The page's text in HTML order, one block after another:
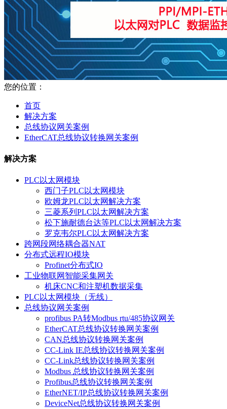
您的位置：
首页
解决方案
总线协议网关案例
EtherCAT总线协议转换网关案例
解决方案
PLC以太网模块
西门子PLC以太网模块
欧姆龙PLC以太网解决方案
三菱系列PLC以太网解决方案
松下施耐德台达等PLC以太网解决方案
罗克韦尔PLC以太网解决方案
跨网段网络耦合器NAT
分布式远程IO模块
Profinet分布式IO
工业物联网智能采集网关
机床CNC和注塑机数据采集
PLC以太网模块（无线）
总线协议网关案例
profibus PA转Modbus rtu/485协议网关
EtherCAT总线协议转换网关案例
CAN总线协议转换网关案例
CC-Link IE总线协议转换网关案例
CC-Link总线协议转换网关案例
Modbus 总线协议转换网关案例
Profibus总线协议转换网关案例
EtherNET/IP总线协议转换网关案例
DeviceNet总线协议转换网关案例